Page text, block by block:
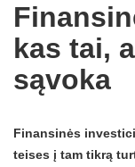
kas tai,
sąvoka
Finansinės
teises į tam tikrą